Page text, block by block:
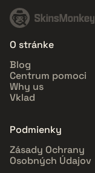
O stránke
Blog
Centrum pomoci
Why us
Vklad
Podmienky
Zásady Ochrany
Osobných Údajov